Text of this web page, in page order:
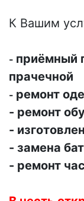
К Вашим
- приёмный
прачечной
- ремонт
- ремонт
-
- замена
- ремонт